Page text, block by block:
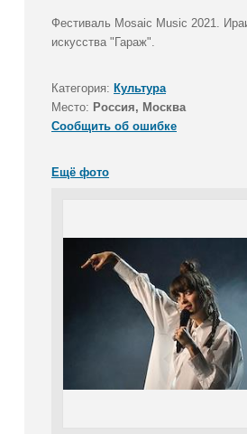
Фестиваль Mosaic Music 2021.
искусства "Гараж".
Категория: Культура
Место: Россия, Москва
Сообщить об ошибке
Ещё фото